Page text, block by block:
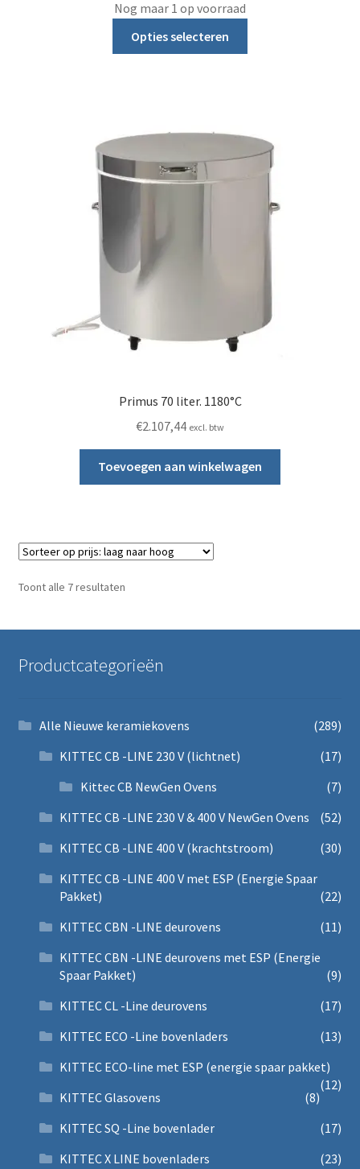
Nog maar 1 op voorraad
Opties selecteren
Primus 70 liter. 1180°C
€2.107,44 excl. btw
Toevoegen aan winkelwagen
Toont alle 7 resultatenGesorteerd op prijs: laag naar hoog
Productcategorieën
Alle Nieuwe keramiekovens
(289)
KITTEC CB -LINE 230 V (lichtnet)
(17)
Kittec CB NewGen Ovens
(7)
KITTEC CB -LINE 230 V & 400 V NewGen Ovens
(52)
KITTEC CB -LINE 400 V (krachtstroom)
(30)
KITTEC CB -LINE 400 V met ESP (Energie Spaar
Pakket)
(22)
KITTEC CBN -LINE deurovens
(11)
KITTEC CBN -LINE deurovens met ESP (Energie
Spaar Pakket)
(9)
KITTEC CL -Line deurovens
(17)
KITTEC ECO -Line bovenladers
(13)
KITTEC ECO-line met ESP (energie spaar pakket)
(12)
KITTEC Glasovens
(8)
KITTEC SQ -Line bovenlader
(17)
KITTEC X LINE bovenladers
(23)